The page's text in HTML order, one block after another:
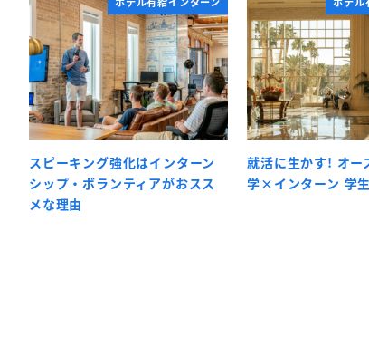
スピーキング強化はインターン
シップ・ボランティアがおスス
メな理由
就活に生かす! オー
学×インターン 学